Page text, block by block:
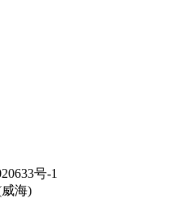
号-1
海)